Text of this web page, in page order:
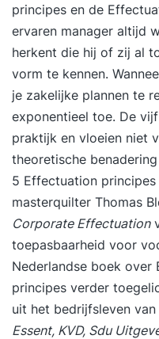
principes en de
ervaren manager altijd
herkent die hij of zij al
vorm te kennen.
je zakelijke plannen te
exponentieel toe. De
praktijk en vloeien niet
theoretische
5 Effectuation
masterquilter Thomas
Corporate Effectuation
toepasbaarheid voor
Nederlandse boek
principes verder
uit het bedrijfsleven van
Essent, KVD, Sdu